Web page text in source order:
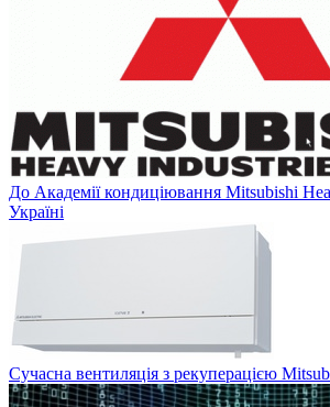
До Академії кондиціювання Mitsubishi
Україні
Сучасна вентиляція з рекуперацією